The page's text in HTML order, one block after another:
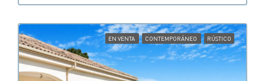
EN VENTA CONTEMPORÁNEO RÚSTICO